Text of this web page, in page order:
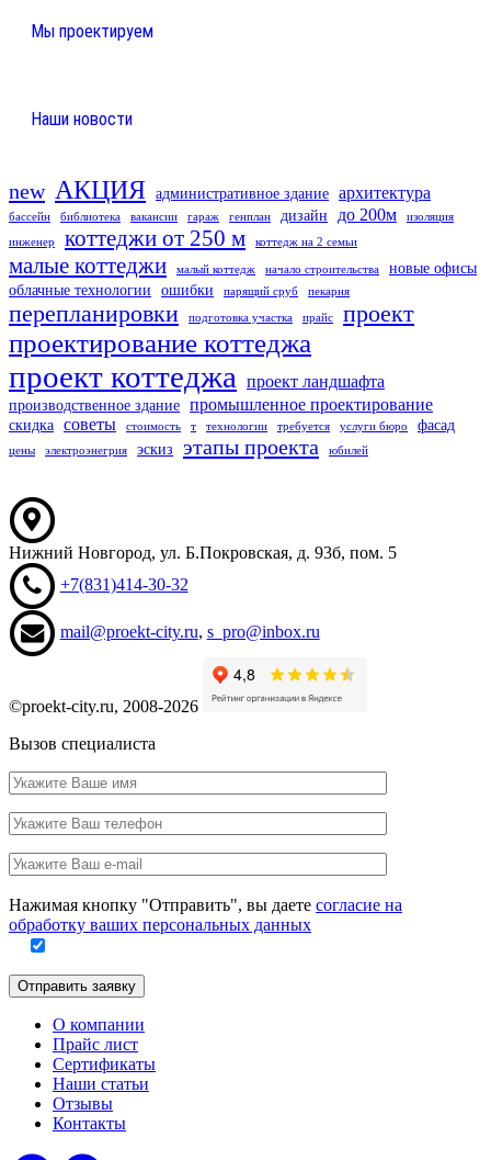
Мы проектируем
Наши новости
new АКЦИЯ административное здание архитектура
бассейн библиотека вакансии гараж генплан дизайн до 200м изоляция
инженер коттеджи от 250 м коттедж на 2 семьи
малые коттеджи малый коттедж начало строительства
новые офисы
облачные технологии
ошибки парящий сруб пекарня
перепланировки подготовка участка прайс проект
проектирование коттеджа
проект коттеджа проект ландшафта
производственное здание промышленное проектирование
скидка советы стоимость т технологии требуется услуги бюро фасад
цены электроэнегрия эскиз этапы проекта юбилей
Нижний Новгород, ул. Б.Покровская, д. 93б, пом. 5
+7(831)414-30-32
mail@proekt-city.ru, s_pro@inbox.ru
©proekt-city.ru, 2008-2026
Вызов специалиста
Ваше
имя
Ваш
телефон
Ваш
e-
mail
это
поле
Нажимая кнопку "Отправить", вы даете согласие на
обработку ваших персональных данных
Отправить заявку
О компании
Прайс лист
Сертификаты
Наши статьи
Отзывы
Контакты